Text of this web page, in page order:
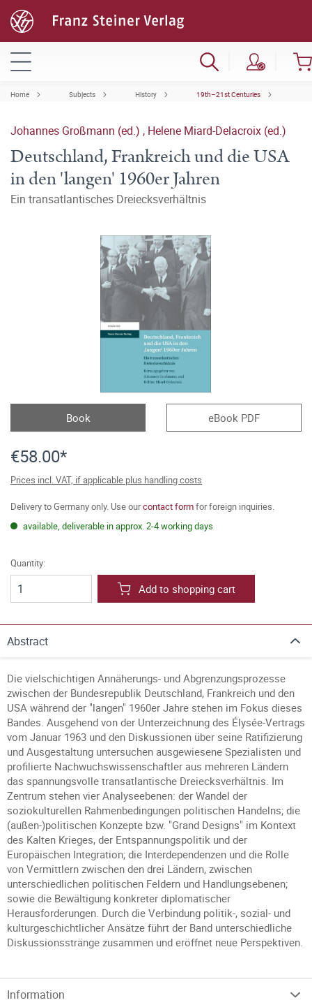
Home Subjects History 19th–21st Centuries
Johannes Großmann (ed.) , Helene Miard-Delacroix (ed.)
Deutschland, Frankreich und die USA
in den 'langen' 1960er Jahren
Ein transatlantisches Dreiecksverhältnis
Book eBook PDF
€58.00*
Prices incl. VAT, if applicable plus handling costs
Delivery to Germany only. Use ourcontact formfor foreign inquiries.
available, deliverable in approx. 2-4 working days
Quantity:
Add to shopping cart
Abstract
Die vielschichtigen Annäherungs- und Abgrenzungsprozesse
zwischen der Bundesrepublik Deutschland, Frankreich und den
USA während der "langen" 1960er Jahre stehen im Fokus dieses
Bandes. Ausgehend von der Unterzeichnung des Élysée-Vertrags
vom Januar 1963 und den Diskussionen über seine Ratifizierung
und Ausgestaltung untersuchen ausgewiesene Spezialisten und
profilierte Nachwuchswissenschaftler aus mehreren Ländern
das spannungsvolle transatlantische Dreiecksverhältnis. Im
Zentrum stehen vier Analyseebenen: der Wandel der
soziokulturellen Rahmenbedingungen politischen Handelns; die
(außen-)politischen Konzepte bzw. "Grand Designs" im Kontext
des Kalten Krieges, der Entspannungspolitik und der
Europäischen Integration; die Interdependenzen und die Rolle
von Vermittlern zwischen den drei Ländern, zwischen
unterschiedlichen politischen Feldern und Handlungsebenen;
sowie die Bewältigung konkreter diplomatischer
Herausforderungen. Durch die Verbindung politik-, sozial- und
kulturgeschichtlicher Ansätze führt der Band unterschiedliche
Diskussionsstränge zusammen und eröffnet neue Perspektiven.
Information